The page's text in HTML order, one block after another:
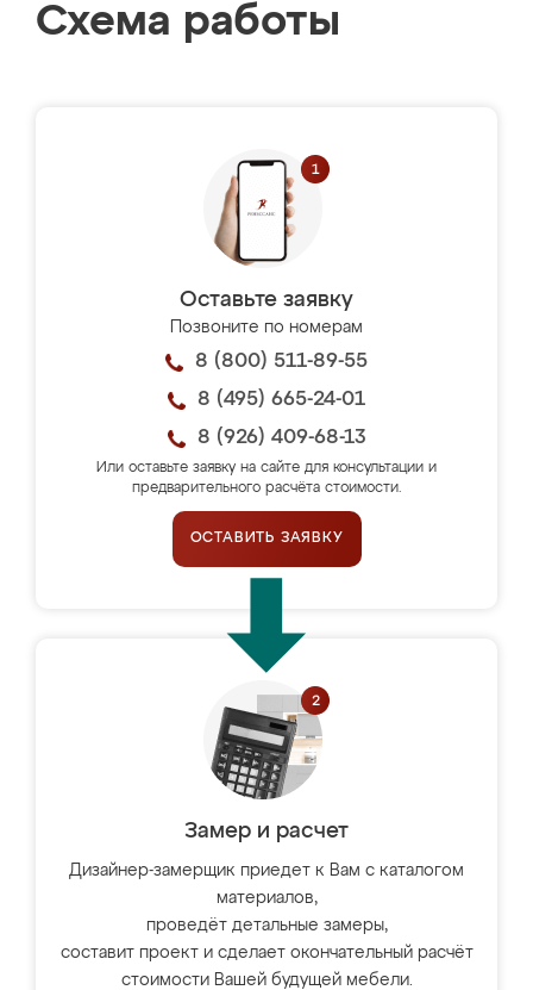
Схема работы
Оставьте заявку
Позвоните по номерам
8 (800) 511-89-55
8 (495) 665-24-01
8 (926) 409-68-13
Или оставьте заявку на сайте для консультации и
предварительного расчёта стоимости.
ОСТАВИТЬ ЗАЯВКУ
Замер и расчет
Дизайнер-замерщик приедет к Вам с каталогом
материалов,
проведёт детальные замеры,
составит проект и сделает окончательный расчёт
стоимости Вашей будущей мебели.